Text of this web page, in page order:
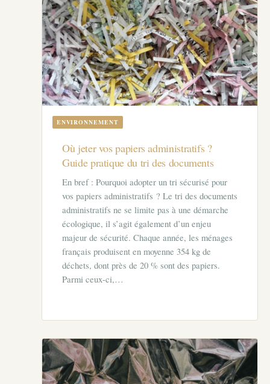
ENVIRONNEMENT
Où jeter vos papiers administratifs ?
Guide pratique du tri des documents
En bref : Pourquoi adopter un tri sécurisé pour
vos papiers administratifs ? Le tri des documents
administratifs ne se limite pas à une démarche
écologique, il s’agit également d’un enjeu
majeur de sécurité. Chaque année, les ménages
français produisent en moyenne 354 kg de
déchets, dont près de 20 % sont des papiers.
Parmi ceux-ci,…